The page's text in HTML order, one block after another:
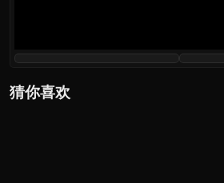
猜你喜欢